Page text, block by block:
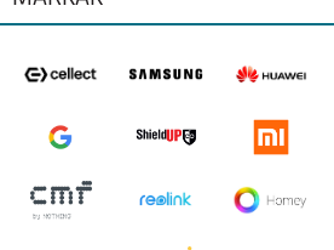
· Hangszórók:40 mm-es
· Töltés:USB-C
dizájnelemek
IPHONE 17 PRO MAX IPHONE 17 PRO